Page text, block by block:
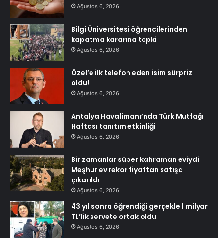
Ağustos 6, 2026
Bilgi Üniversitesi öğrencilerinden
kapatma kararına tepki
Ağustos 6, 2026
Özel’e ilk telefon eden isim sürpriz
oldu!
Ağustos 6, 2026
Antalya Havalimanı’nda Türk Mutfağı
Haftası tanıtım etkinliği
Ağustos 6, 2026
Bir zamanlar süper kahraman eviydi:
Meşhur ev rekor fiyattan satışa
çıkarıldı
Ağustos 6, 2026
43 yıl sonra öğrendiği gerçekle 1 milyar
TL’lik servete ortak oldu
Ağustos 6, 2026